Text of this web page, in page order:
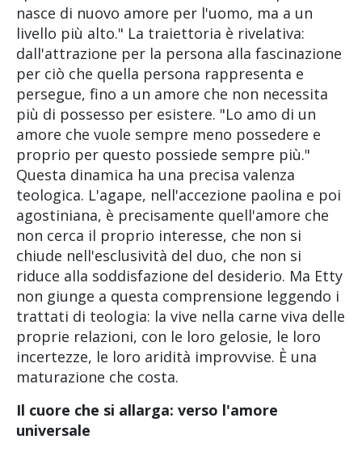
nasce di nuovo amore per l'uomo, ma a un
livello più alto." La traiettoria è rivelativa:
dall'attrazione per la persona alla fascinazione
per ciò che quella persona rappresenta e
persegue, fino a un amore che non necessita
più di possesso per esistere. "Lo amo di un
amore che vuole sempre meno possedere e
proprio per questo possiede sempre più."
Questa dinamica ha una precisa valenza
teologica. L'agape, nell'accezione paolina e poi
agostiniana, è precisamente quell'amore che
non cerca il proprio interesse, che non si
chiude nell'esclusività del duo, che non si
riduce alla soddisfazione del desiderio. Ma Etty
non giunge a questa comprensione leggendo i
trattati di teologia: la vive nella carne viva delle
proprie relazioni, con le loro gelosie, le loro
incertezze, le loro aridità improvvise. È una
maturazione che costa.
Il cuore che si allarga: verso l'amore
universale